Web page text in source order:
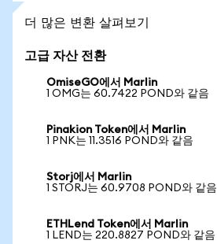
더 많은 변환 살펴보기
고급 자산 전환
OmiseGO에서 Marlin
1 OMG는 60.7422 POND와 같음
Pinakion Token에서 Marlin
1 PNK는 11.3516 POND와 같음
Storj에서 Marlin
1 STORJ는 60.9708 POND와 같음
ETHLend Token에서 Marlin
1 LEND는 220.8827 POND와 같음